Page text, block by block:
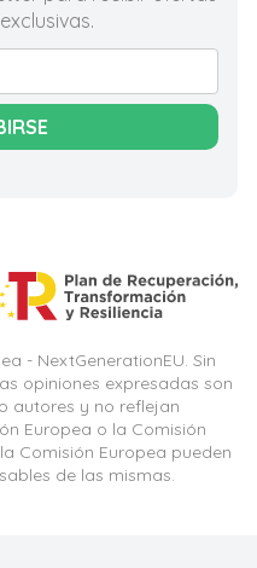
- NextGenerationEU. Sin
opiniones expresadas son
autores y no reflejan
Europea o la Comisión
Comisión Europea pueden
de las mismas.